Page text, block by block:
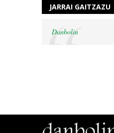
JARRAI GAITZAZU
Danbolin